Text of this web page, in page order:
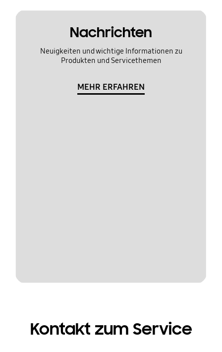
Nachrichten
Neuigkeiten und wichtige Informationen zu
Produkten und Servicethemen
MEHR ERFAHREN
Kontakt zum Service